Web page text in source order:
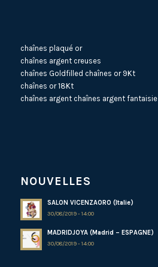
chaînes plaqué or
chaînes argent creuses
chaînes Goldfilled chaînes or 9Kt
chaînes or 18Kt
chaînes argent chaînes argent fantaisie
NOUVELLES
SALON VICENZAORO (Italie)
30/08/2019 - 14:00
MADRIDJOYA (Madrid – ESPAGNE)
30/08/2019 - 14:00